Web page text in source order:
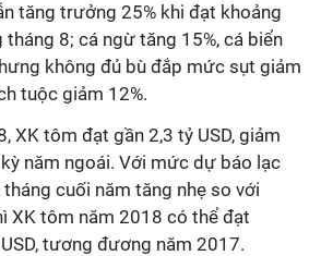
tăng trưởng 25% khi đạt khoảng
8; cá ngừ tăng 15%, cá biển
không đủ bù đắp mức sụt giảm
tuộc giảm 12%.
XK tôm đạt gần 2,3 tỷ USD, giảm
năm ngoái. Với mức dự báo lạc
cuối năm tăng nhẹ so với
XK tôm năm 2018 có thể đạt
tương đương năm 2017.